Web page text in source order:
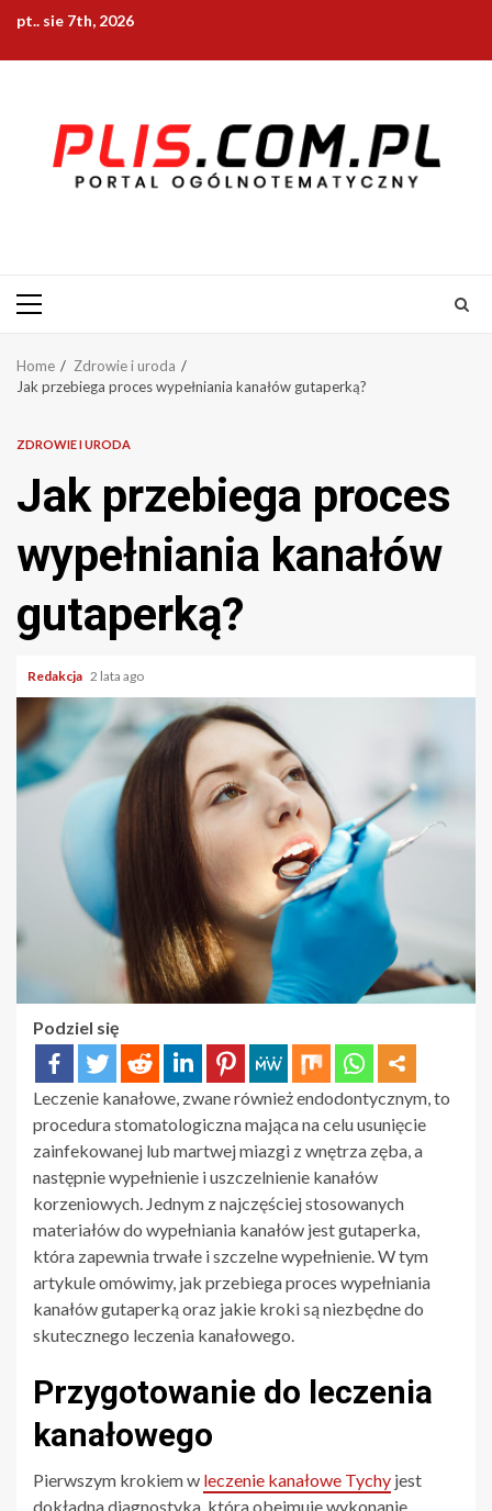
Skip
content
pt.. sie 7th, 2026
Primary
Home
Zdrowie i uroda
Jak przebiega proces wypełniania kanałów gutaperką?
ZDROWIE I URODA
Jak przebiega proces
wypełniania kanałów
gutaperką?
Redakcja 2 lata ago
Podziel się
Leczenie kanałowe, zwane również endodontycznym, to
procedura stomatologiczna mająca na celu usunięcie
zainfekowanej lub martwej miazgi z wnętrza zęba, a
następnie wypełnienie i uszczelnienie kanałów
korzeniowych. Jednym z najczęściej stosowanych
materiałów do wypełniania kanałów jest gutaperka,
która zapewnia trwałe i szczelne wypełnienie. W tym
artykule omówimy, jak przebiega proces wypełniania
kanałów gutaperką oraz jakie kroki są niezbędne do
skutecznego leczenia kanałowego.
Przygotowanie do leczenia
kanałowego
Pierwszym krokiem w leczenie kanałowe Tychy jest
dokładna diagnostyka, która obejmuje wykonanie